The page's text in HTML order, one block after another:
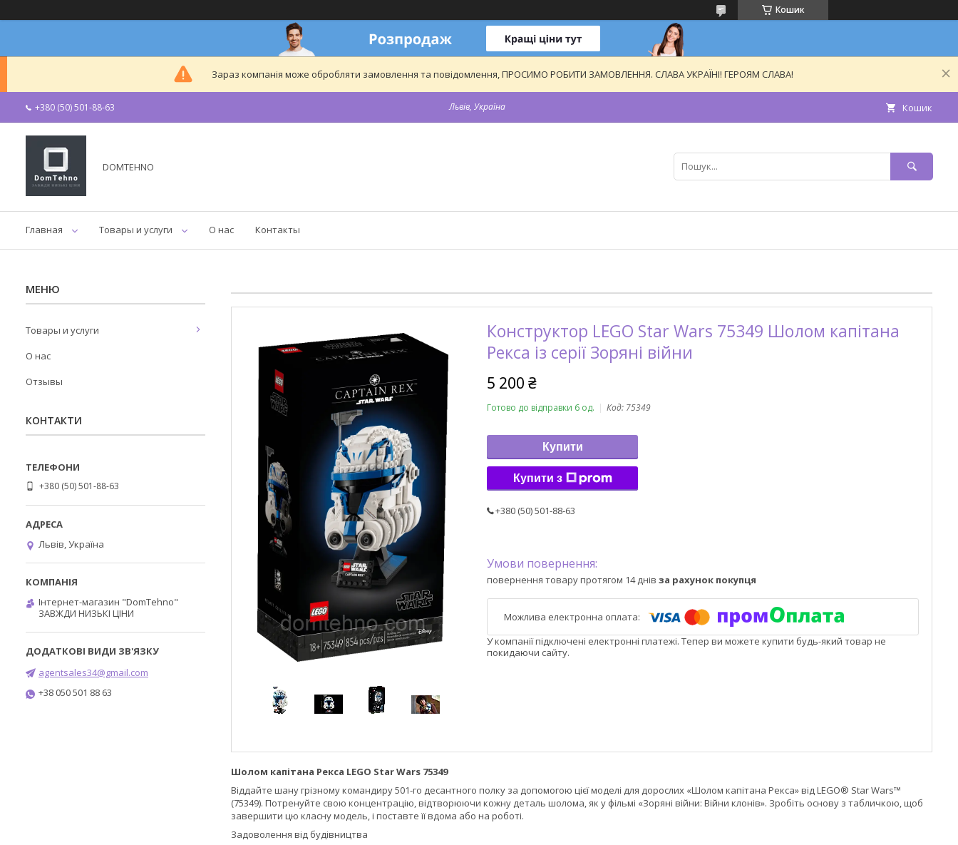
Кошик
Зараз компанія може обробляти замовлення та повідомлення, ПРОСИМО РОБИТИ ЗАМОВЛЕННЯ. СЛАВА УКРАЇНІ! ГЕРОЯМ СЛАВА!
+380 (50) 501-88-63 Львів, Україна Кошик
DOMTEHNO
Главная Товары и услуги О нас Контакты
Конструктор LEGO Star Wars 75349 Шолом капітана
Рекса із серії Зоряні війни
5 200 ₴
Готово до відправки 6 од. Код: 75349
Купити
Купити з
+380 (50) 501-88-63
повернення товару протягом 14 днів за рахунок покупця
У компанії підключені електронні платежі. Тепер ви можете купити будь-який товар не
покидаючи сайту.
Шолом капітана Рекса LEGO Star Wars 75349
Віддайте шану грізному командиру 501-го десантного полку за допомогою цієї моделі для дорослих «Шолом капітана Рекса» від LEGO® Star Wars™
(75349). Потренуйте свою концентрацію, відтворюючи кожну деталь шолома, як у фільмі «Зоряні війни: Війни клонів». Зробіть основу з табличкою, щоб
завершити цю класну модель, і поставте її вдома або на роботі.
Задоволення від будівництва
Товары и услуги
О нас
Отзывы
КОНТАКТИ
+380 (50) 501-88-63
Львів, Україна
Інтернет-магазин "DomTehno"
ЗАВЖДИ НИЗЬКІ ЦІНИ
agentsales34@gmail.com
+38 050 501 88 63